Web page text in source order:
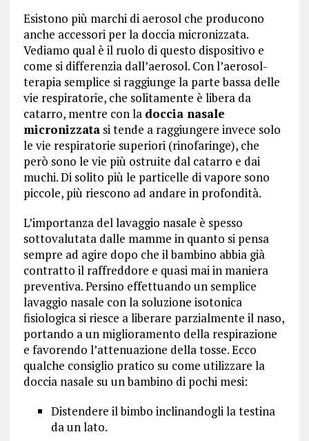
Esistono più marchi di aerosol che producono
anche accessori per la doccia micronizzata.
Vediamo qual è il ruolo di questo dispositivo e
come si differenzia dall’aerosol. Con l’aerosol-
terapia semplice si raggiunge la parte bassa delle
vie respiratorie, che solitamente è libera da
catarro, mentre con la doccia nasale
micronizzatasi tende a raggiungere invece solo
le vie respiratorie superiori (rinofaringe), che
però sono le vie più ostruite dal catarro e dai
muchi. Di solito più le particelle di vapore sono
piccole, più riescono ad andare in profondità.
L’importanza del lavaggio nasale è spesso
sottovalutata dalle mamme in quanto si pensa
sempre ad agire dopo che il bambino abbia già
contratto il raffreddore e quasi mai in maniera
preventiva. Persino effettuando un semplice
lavaggio nasale con la soluzione isotonica
fisiologica si riesce a liberare parzialmente il naso,
portando a un miglioramento della respirazione
e favorendo l’attenuazione della tosse. Ecco
qualche consiglio pratico su come utilizzare la
doccia nasale su un bambino di pochi mesi:
Distendere il bimbo inclinandogli la testina
da un lato.